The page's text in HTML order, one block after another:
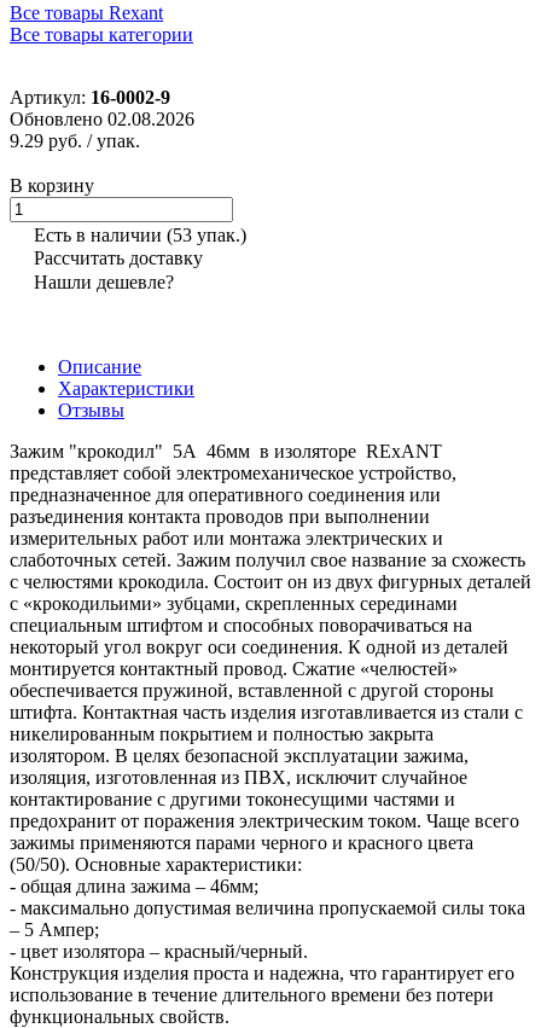
Все товары Rexant
Все товары категории
Артикул: 16-0002-9
Обновлено 02.08.2026
9.29 руб. / упак.
В корзину
Есть в наличии (53 упак.)
Рассчитать доставку
Нашли дешевле?
Описание
Характеристики
Отзывы
Зажим "крокодил" 5А 46мм в изоляторе REхANT
представляет собой электромеханическое устройство,
предназначенное для оперативного соединения или
разъединения контакта проводов при выполнении
измерительных работ или монтажа электрических и
слаботочных сетей. Зажим получил свое название за схожесть
с челюстями крокодила. Состоит он из двух фигурных деталей
с «крокодильими» зубцами, скрепленных серединами
специальным штифтом и способных поворачиваться на
некоторый угол вокруг оси соединения. К одной из деталей
монтируется контактный провод. Сжатие «челюстей»
обеспечивается пружиной, вставленной с другой стороны
штифта. Контактная часть изделия изготавливается из стали с
никелированным покрытием и полностью закрыта
изолятором. В целях безопасной эксплуатации зажима,
изоляция, изготовленная из ПВХ, исключит случайное
контактирование с другими токонесущими частями и
предохранит от поражения электрическим током. Чаще всего
зажимы применяются парами черного и красного цвета
(50/50). Основные характеристики:
- общая длина зажима – 46мм;
- максимально допустимая величина пропускаемой силы тока
– 5 Ампер;
- цвет изолятора – красный/черный.
Конструкция изделия проста и надежна, что гарантирует его
использование в течение длительного времени без потери
функциональных свойств.